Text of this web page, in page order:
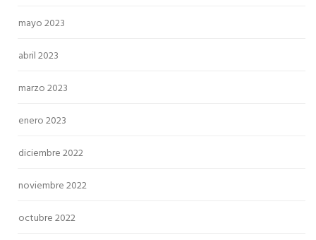
mayo 2023
abril 2023
marzo 2023
enero 2023
diciembre 2022
noviembre 2022
octubre 2022